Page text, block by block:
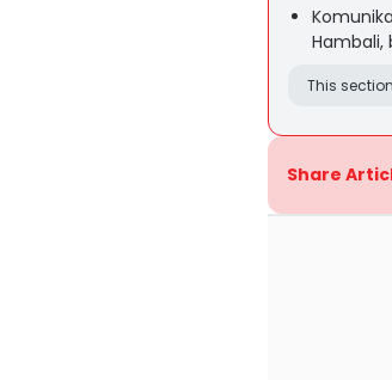
Hambali,
This
Share